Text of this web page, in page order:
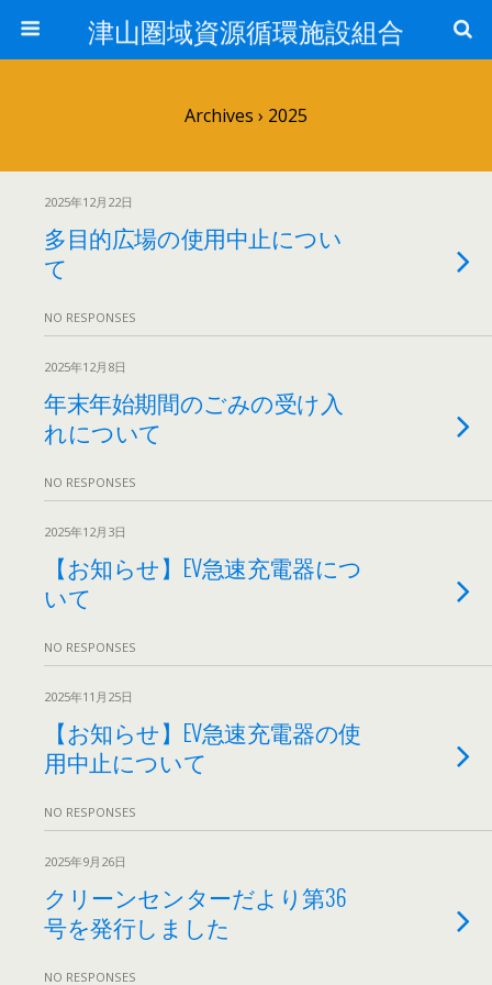
津山圏域資源循環施設組合
Archives › 2025
2025年12月22日
多目的広場の使用中止につい
て
NO RESPONSES
2025年12月8日
年末年始期間のごみの受け入
れについて
NO RESPONSES
2025年12月3日
【お知らせ】EV急速充電器につ
いて
NO RESPONSES
2025年11月25日
【お知らせ】EV急速充電器の使
用中止について
NO RESPONSES
2025年9月26日
クリーンセンターだより第36
号を発行しました
NO RESPONSES